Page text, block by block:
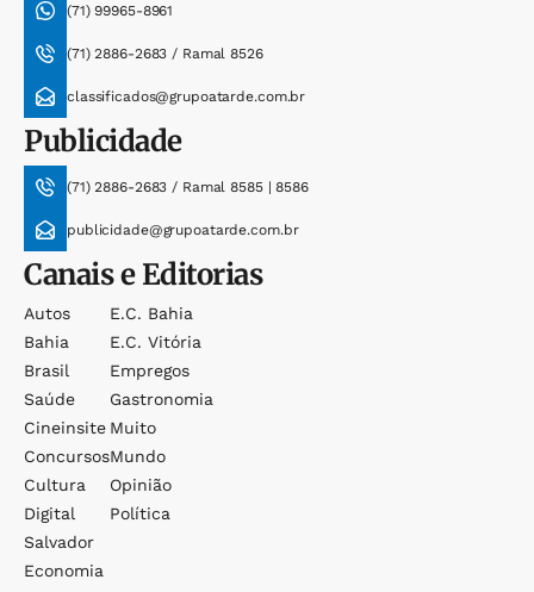
(71) 99965-8961
(71) 2886-2683 / Ramal 8526
classificados@grupoatarde.com.br
Publicidade
(71) 2886-2683 / Ramal 8585 | 8586
publicidade@grupoatarde.com.br
Canais e Editorias
Autos
Bahia
Brasil
Saúde
Cineinsite
Concursos
Cultura
Digital
Salvador
Economia
E.c. Bahia
E.c. Vitória
Empregos
Gastronomia
Muito
Mundo
Opinião
Política